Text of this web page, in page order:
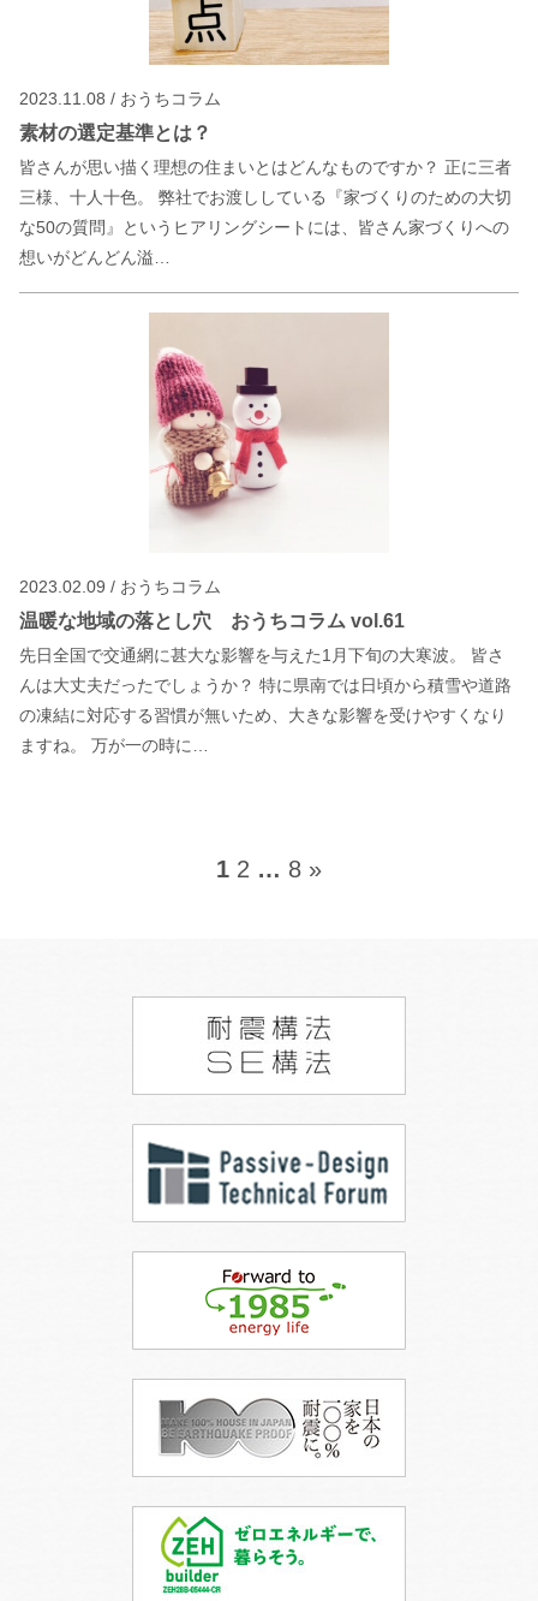
2023.11.08 / おうちコラム
素材の選定基準とは？
皆さんが思い描く理想の住まいとはどんなものですか？ 正に三者
三様、十人十色。 弊社でお渡ししている『家づくりのための大切
な50の質問』というヒアリングシートには、皆さん家づくりへの
想いがどんどん溢…
2023.02.09 / おうちコラム
温暖な地域の落とし穴 おうちコラム vol.61
先日全国で交通網に甚大な影響を与えた1月下旬の大寒波。 皆さ
んは大丈夫だったでしょうか？ 特に県南では日頃から積雪や道路
の凍結に対応する習慣が無いため、大きな影響を受けやすくなり
ますね。 万が一の時に…
1 2 … 8 »